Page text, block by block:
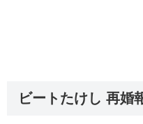
ビートたけし 再婚